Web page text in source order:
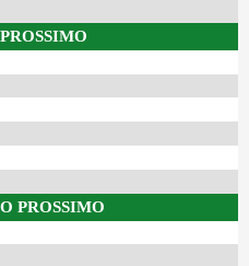
PROSSIMO